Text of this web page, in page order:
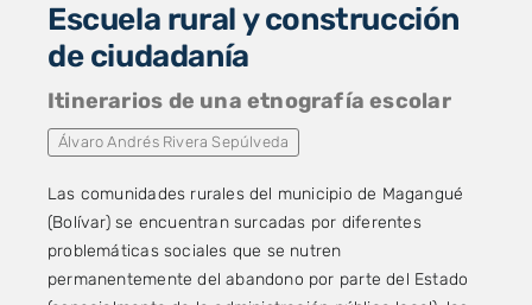
Escuela rural y construcción
de ciudadanía
Itinerarios de una etnografía escolar
Álvaro Andrés Rivera Sepúlveda
Las comunidades rurales del municipio de Magangué
(Bolívar) se encuentran surcadas por diferentes
problemáticas sociales que se nutren
permanentemente del abandono por parte del Estado